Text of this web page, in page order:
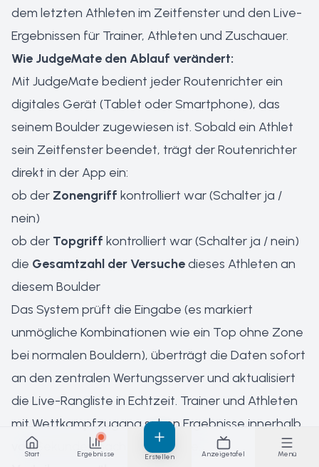
dem letzten Athleten im Zeitfenster und den Live-
Ergebnissen für Trainer, Athleten und Zuschauer.
Wie JudgeMate den Ablauf verändert:
Mit JudgeMate bedient jeder Routenrichter ein
digitales Gerät (Tablet oder Smartphone), das
seinem Boulder zugewiesen ist. Sobald ein Athlet
sein Zeitfenster beendet, trägt der Routenrichter
direkt in der App ein:
ob der Zonengriff kontrolliert war (Schalter ja /
nein)
ob der Topgriff kontrolliert war (Schalter ja / nein)
die Gesamtzahl der Versuchedieses Athleten an
diesem Boulder
Das System prüft die Eingabe (es markiert
unmögliche Kombinationen wie ein Top ohne Zone
bei normalen Bouldern), überträgt die Daten sofort
an den zentralen Wertungsserver und aktualisiert
die Live-Rangliste in Echtzeit. Trainer und Athleten
mit Wettkampfzugang sehen Ergebnisse innerhalb
von Sekunden nach der Eingabe.
Start Ergebnisse Erstellen Anzeigetafel Menü